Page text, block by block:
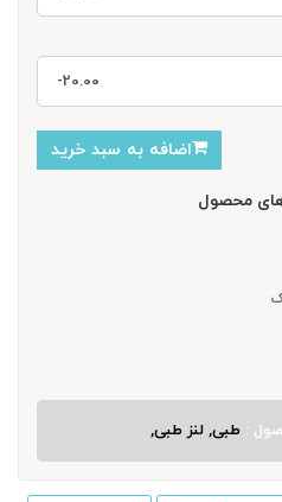
اضافه به سبد خرید
محصول
: طبی, لنز طبی,